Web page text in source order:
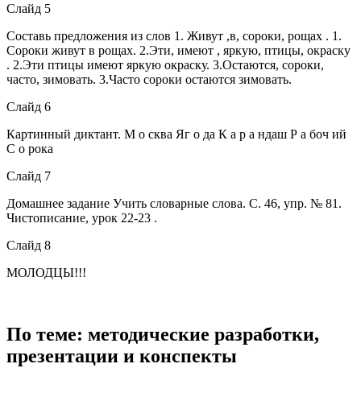
Слайд 5
Составь предложения из слов 1. Живут ,в, сороки, рощах . 1.
Сороки живут в рощах. 2.Эти, имеют , яркую, птицы, окраску
. 2.Эти птицы имеют яркую окраску. 3.Остаются, сороки,
часто, зимовать. 3.Часто сороки остаются зимовать.
Слайд 6
Картинный диктант. М о сква Яг о да К а р а ндаш Р а боч ий
С о рока
Слайд 7
Домашнее задание Учить словарные слова. С. 46, упр. № 81.
Чистописание, урок 22-23 .
Слайд 8
МОЛОДЦЫ!!!
По теме: методические разработки,
презентации и конспекты